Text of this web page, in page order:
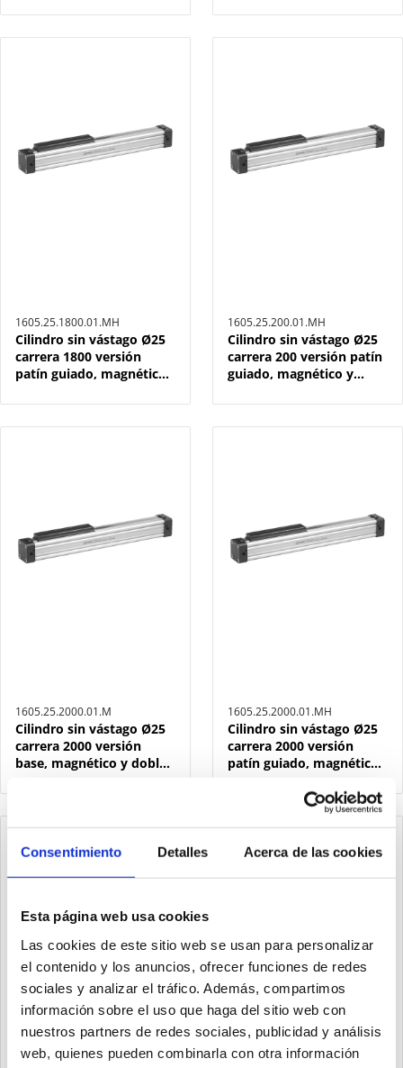
Consentimiento Detalles Acerca de las cookies
Esta página web usa cookies
Las cookies de este sitio web se usan para personalizar
el contenido y los anuncios, ofrecer funciones de redes
sociales y analizar el tráfico. Además, compartimos
información sobre el uso que haga del sitio web con
nuestros partners de redes sociales, publicidad y análisis
web, quienes pueden combinarla con otra información
1605.25.1800.01.MH
Cilindro sin vástago Ø25
carrera 1800 versión
patín guiado, magnético
1605.25.200.01.MH
Cilindro sin vástago Ø25
carrera 200 versión patín
guiado, magnético y
1605.25.2000.01.M
Cilindro sin vástago Ø25
carrera 2000 versión
base, magnético y doble
1605.25.2000.01.MH
Cilindro sin vástago Ø25
carrera 2000 versión
patín guiado, magnético